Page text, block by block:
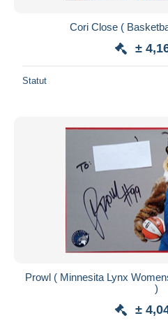
Cori Close (
±
Statut
Prowl ( Minnesita Lynx
)
±